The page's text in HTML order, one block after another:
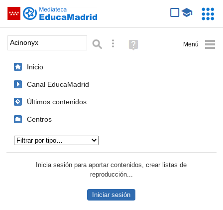
Saltar navegación
Palabra o frase: Búsqueda avanzada
Ayuda
(en
Inicio
Canal EducaMadrid
Últimos contenidos
Centros
Inicia sesión para aportar contenidos, crear listas de
reproducción...
Iniciar sesión